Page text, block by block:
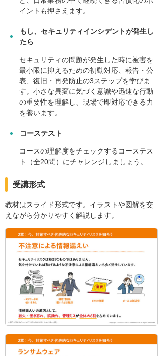
イントも押さえます。
もし、セキュリティインシデントが発生し
たら
セキュリティの問題が発生した時に被害を
最小限に抑えるための初動対応、報告・公
表、復旧・再発防止の3ステップを学びま
す。小さな異変に気づく意識や迅速な行動
の重要性を理解し、現場で即対応できる力
を養います。
コーステスト
コースの理解度をチェックするコーステス
ト（全20問）にチャレンジしましょう。
受講形式
教材はスライド形式です。イラストや図解を交
えながら分かりやすく解説します。